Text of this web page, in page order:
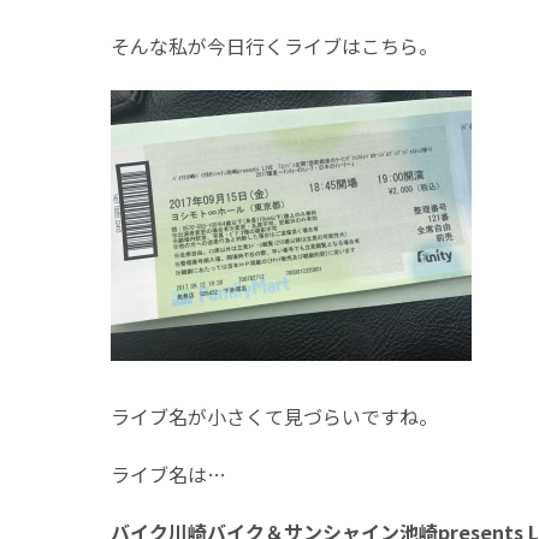
そんな私が今日行くライブはこちら。
ライブ名が小さくて見づらいですね。
ライブ名は…
バイク川崎バイク＆サンシャイン池崎presents